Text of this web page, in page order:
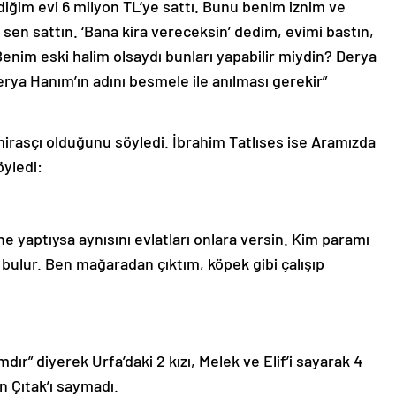
evi 6 milyon TL’ye sattı. Bunu benim iznim ve
sattın. ‘Bana kira vereceksin’ dedim, evimi bastın,
eski halim olsaydı bunları yapabilir miydin? Derya
Hanım’ın adını besmele ile anılması gerekir”
olduğunu söyledi. İbrahim Tatlıses ise Aramızda
yaptıysa aynısını evlatları onlara versin. Kim paramı
Ben mağaradan çıktım, köpek gibi çalışıp
diyerek Urfa’daki 2 kızı, Melek ve Elif’i sayarak 4
saymadı.